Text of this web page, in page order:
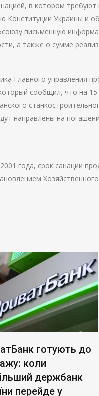
в котором
Украины и
письменную
а также о сумме
Главного управления
сообщил, что на
направлены на
года, срок санации
готують до
коли
держбанк
перейде у